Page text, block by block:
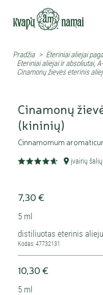
Pradžia > Eteriniai aliejai
Eteriniai aliejai ir absoliutai,
Cinamonų žievės eterinis
Cinamonų
(kininių)
Cinnamomum
įvairių šalių
7,30 €
5 ml
distiliuotas eterinis
Kodas: 47732131
10,30 €
5 ml